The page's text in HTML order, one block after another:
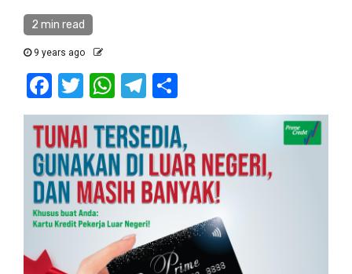
2 min read
9 years ago
Facebook
Twitter
WhatsApp
Telegram